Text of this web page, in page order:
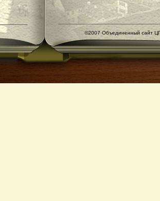
©2007 Объединенный сайт